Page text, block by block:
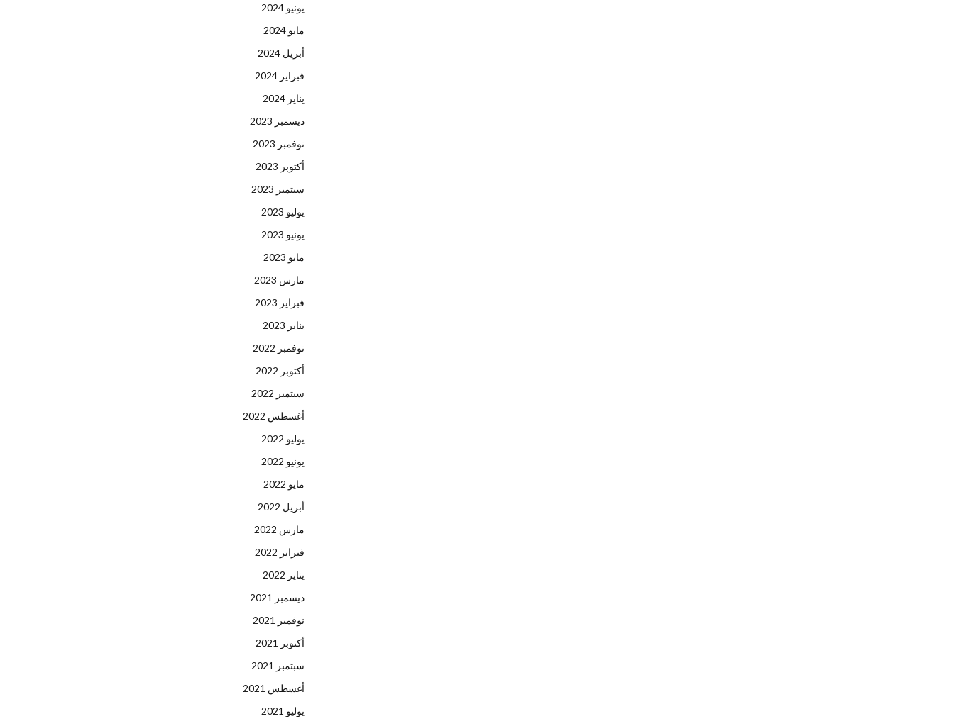
يونيو 2024
مايو 2024
أبريل 2024
فبراير 2024
يناير 2024
ديسمبر 2023
نوفمبر 2023
أكتوبر 2023
سبتمبر 2023
يوليو 2023
يونيو 2023
مايو 2023
مارس 2023
فبراير 2023
يناير 2023
نوفمبر 2022
أكتوبر 2022
سبتمبر 2022
أغسطس 2022
يوليو 2022
يونيو 2022
مايو 2022
أبريل 2022
مارس 2022
فبراير 2022
يناير 2022
ديسمبر 2021
نوفمبر 2021
أكتوبر 2021
سبتمبر 2021
أغسطس 2021
يوليو 2021